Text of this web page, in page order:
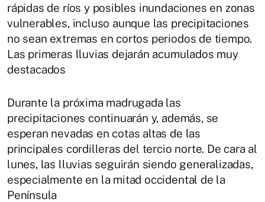
rápidas de ríos y posibles inundaciones en zonas
vulnerables, incluso aunque las precipitaciones
no sean extremas en cortos periodos de tiempo.
Las primeras lluvias dejarán acumulados muy
destacados
Durante la próxima madrugada las
precipitaciones continuarán y, además, se
esperan nevadas en cotas altas de las
principales cordilleras del tercio norte. De cara al
lunes, las lluvias seguirán siendo generalizadas,
especialmente en la mitad occidental de la
Península